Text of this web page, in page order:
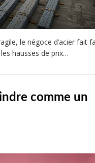
le négoce d’acier fait
hausses de prix…
comme un